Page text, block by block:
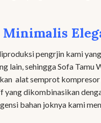
Minimalis
pengrjin kami
lain, sehingga Sofa
alat semprot
dikombinasikan
bahan joknya kami